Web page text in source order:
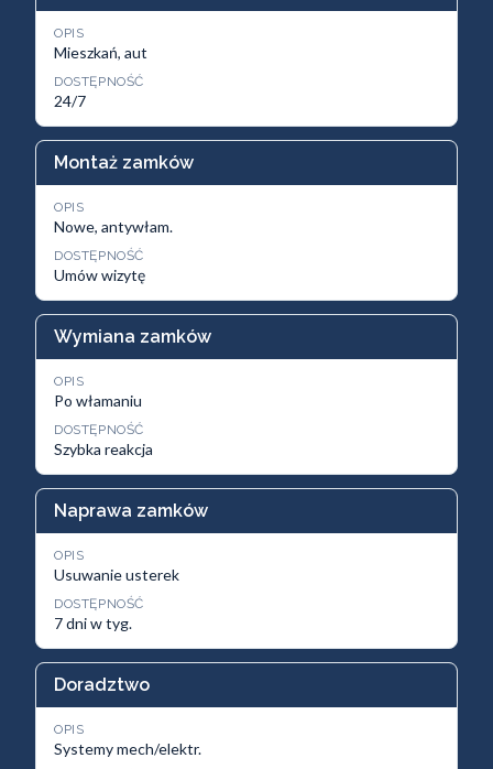
OPIS
Mieszkań, aut
DOSTĘPNOŚĆ
24/7
Montaż zamków
OPIS
Nowe, antywłam.
DOSTĘPNOŚĆ
Umów wizytę
Wymiana zamków
OPIS
Po włamaniu
DOSTĘPNOŚĆ
Szybka reakcja
Naprawa zamków
OPIS
Usuwanie usterek
DOSTĘPNOŚĆ
7 dni w tyg.
Doradztwo
OPIS
Systemy mech/elektr.